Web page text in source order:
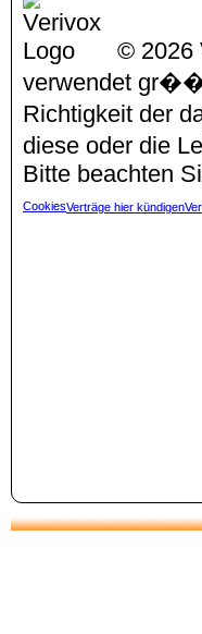
© 2026
verwendet
Richtigkeit der
diese oder die
Bitte beachten
CookiesVerträge hier kündigen